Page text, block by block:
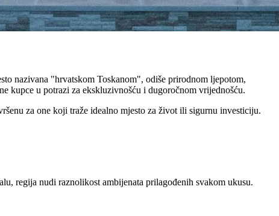
nazivana "hrvatskom Toskanom", odiše prirodnom ljepotom,
kupce u potrazi za ekskluzivnošću i dugoročnom vrijednošću.
za one koji traže idealno mjesto za život ili sigurnu investiciju.
regija nudi raznolikost ambijenata prilagođenih svakom ukusu.